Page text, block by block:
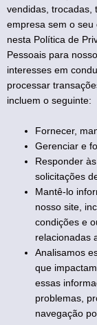
vendidas, trocadas,
empresa sem o seu
nesta Política de
Pessoais para
interesses em
processar
incluem o seguinte:
Fornecer,
Gerenciar e
Responder
solicitações
Mantê-lo
nosso site,
condições e
relacionadas
Analisamos
que
essas
problemas,
navegação